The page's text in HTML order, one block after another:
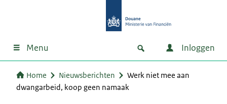
Menu Inloggen
Home Nieuwsberichten
Werk niet mee aan
dwangarbeid, koop geen namaak